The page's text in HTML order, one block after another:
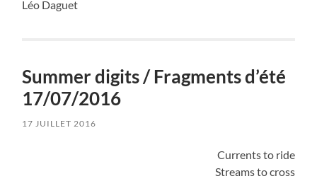
Léo Daguet
Summer digits / Fragments d’été
17/07/2016
17 JUILLET 2016
Currents to ride
Streams to cross